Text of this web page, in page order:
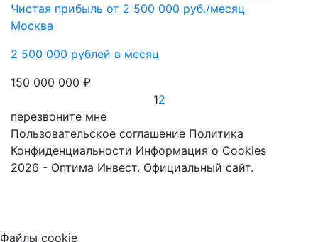
Чистая прибыль от 2 500 000 руб./месяц
Москва
2 500 000 рублей в месяц
150 000 000 ₽
12
перезвоните мне
Пользовательское соглашение Политика
Конфиденциальности Информация о Cookies
2026 - Оптима Инвест. Официальный сайт.
Файлы cookie